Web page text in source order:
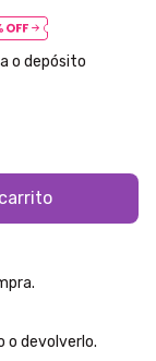
o depósito
o devolverlo.